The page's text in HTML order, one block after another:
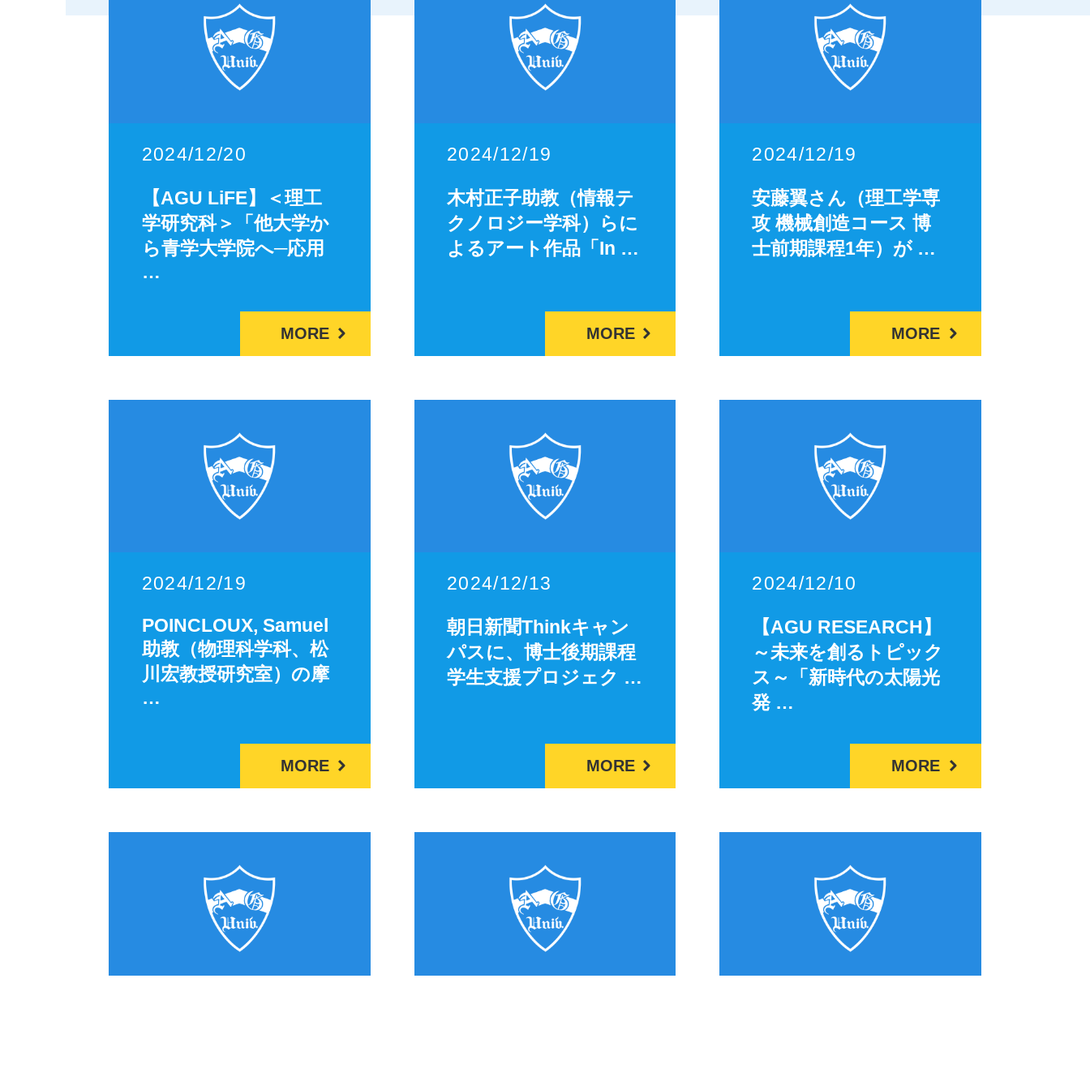
2024/12/20
【AGU LiFE】＜理工
学研究科＞「他大学か
ら青学大学院へ─応用
…
MORE
2024/12/19
木村正子助教（情報テ
クノロジー学科）らに
よるアート作品「In …
MORE
2024/12/19
安藤翼さん（理工学専
攻 機械創造コース 博
士前期課程1年）が …
MORE
2024/12/19
POINCLOUX, Samuel
助教（物理科学科、松
川宏教授研究室）の摩
…
MORE
2024/12/13
朝日新聞Thinkキャン
パスに、博士後期課程
学生支援プロジェク …
MORE
2024/12/10
【AGU RESEARCH】
～未来を創るトピック
ス～「新時代の太陽光
発 …
MORE